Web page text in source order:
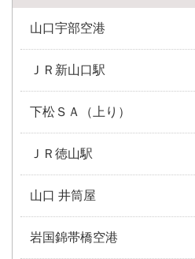
山口宇部空港
ＪＲ新山口駅
下松ＳＡ（上り）
ＪＲ徳山駅
山口 井筒屋
岩国錦帯橋空港